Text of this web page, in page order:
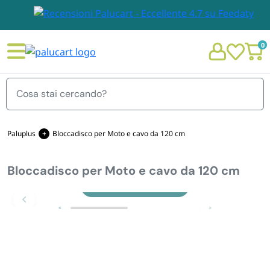
0
Menu
STOVIGLIE E TOVAGLIOLI
Paluplus Bloccadisco per Moto e cavo da 120 cm
Bloccadisco per Moto e cavo da 120 cm
Zoom